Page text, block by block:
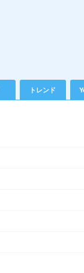
トレンド